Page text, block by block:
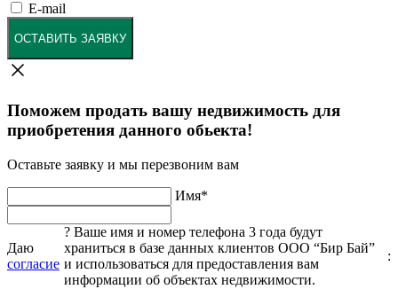
E-mail
ОСТАВИТЬ ЗАЯВКУ
Поможем продать вашу недвижимость для
приобретения данного обьекта!
Оставьте заявку и мы перезвоним вам
Имя*
Даю
согласие
? Ваше имя и номер телефона 3 года будут
храниться в базе данных клиентов ООО “Бир Бай”
и использоваться для предоставления вам
информации об объектах недвижимости.
: